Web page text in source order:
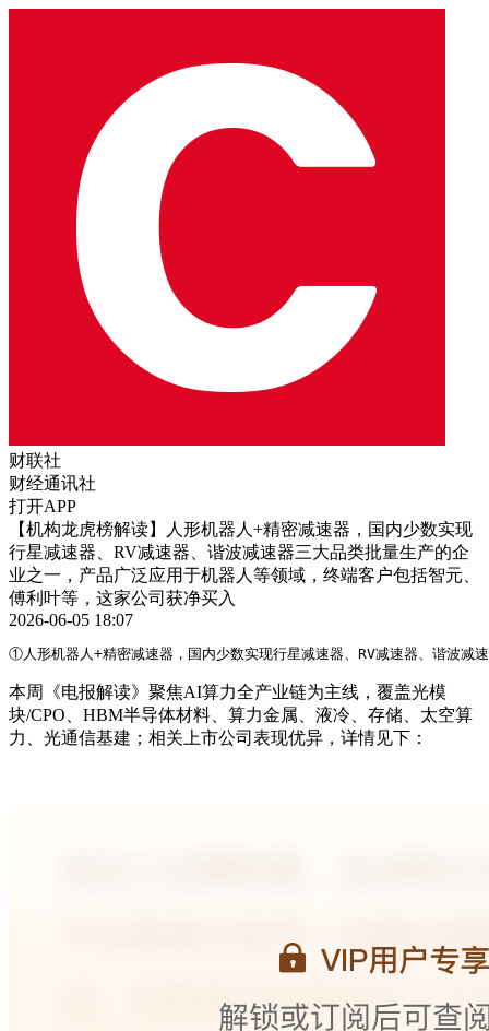
财联社
财经通讯社
打开APP
【机构龙虎榜解读】人形机器人+精密减速器，国内少数实现
行星减速器、RV减速器、谐波减速器三大品类批量生产的企
业之一，产品广泛应用于机器人等领域，终端客户包括智元、
傅利叶等，这家公司获净买入
2026-06-05 18:07
①人形机器人+精密减速器，国内少数实现行星减速器、RV减速器、谐波减
本周《电报解读》聚焦AI算力全产业链为主线，覆盖光模
块/CPO、HBM半导体材料、算力金属、液冷、存储、太空算
力、光通信基建；相关上市公司表现优异，详情见下：